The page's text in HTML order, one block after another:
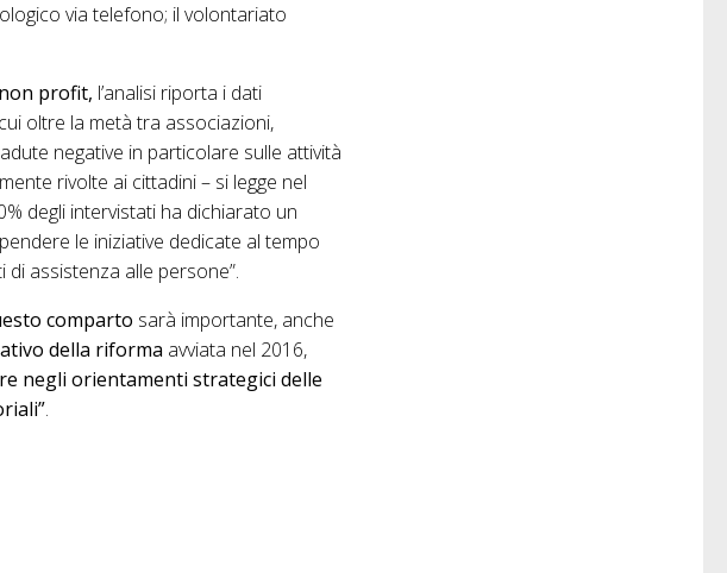
via telefono; il volontariato
profit, l’analisi riporta i dati
oltre la metà tra associazioni,
negative in particolare sulle attività
rivolte ai cittadini – si legge nel
degli intervistati ha dichiarato un
le iniziative dedicate al tempo
assistenza alle persone”.
comparto sarà importante, anche
della riforma avviata nel 2016,
negli orientamenti strategici delle
.